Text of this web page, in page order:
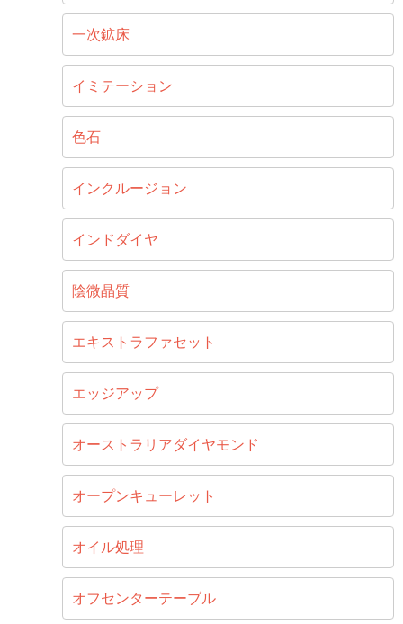
一次鉱床
イミテーション
色石
インクルージョン
インドダイヤ
陰微晶質
エキストラファセット
エッジアップ
オーストラリアダイヤモンド
オープンキューレット
オイル処理
オフセンターテーブル